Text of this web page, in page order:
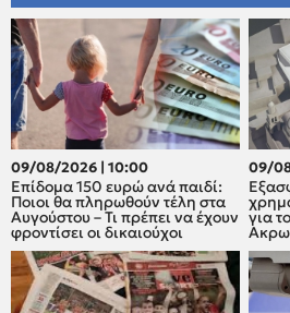
09/08/2026 | 10:00
Επίδομα 150 ευρώ ανά παιδί:
Ποιοι θα πληρωθούν τέλη στα
Αυγούστου – Τι πρέπει να έχουν
φροντίσει οι δικαιούχοι
09/
για